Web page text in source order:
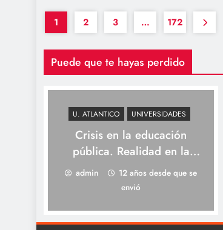
1 2 3 … 172
Puede que te hayas perdido
U. ATLANTICO UNIVERSIDADES
Crisis en la educación
pública. Realidad en la
Universidad del Atlántico
admin
12 años desde que se
envió